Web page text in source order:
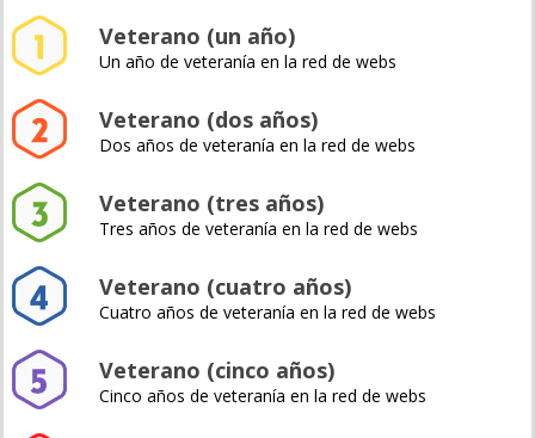
Veterano (un año)
Un año de veteranía en la red de webs
Veterano (dos años)
Dos años de veteranía en la red de webs
Veterano (tres años)
Tres años de veteranía en la red de webs
Veterano (cuatro años)
Cuatro años de veteranía en la red de webs
Veterano (cinco años)
Cinco años de veteranía en la red de webs